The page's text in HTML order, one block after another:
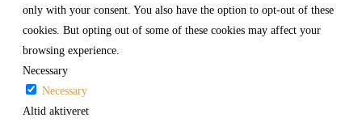
only with your consent. You also have the option to opt-out of these
cookies. But opting out of some of these cookies may affect your
browsing experience.
Necessary
Necessary
Altid aktiveret